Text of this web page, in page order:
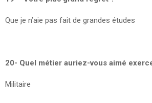
Que je n’aie pas fait de grandes études
20- Quel métier auriez-vous aimé
Militaire